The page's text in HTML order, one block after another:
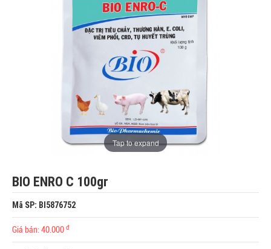
Tap to expand
BIO ENRO C 100gr
Mã SP: BI5876752
Giá bán: 40.000 đ